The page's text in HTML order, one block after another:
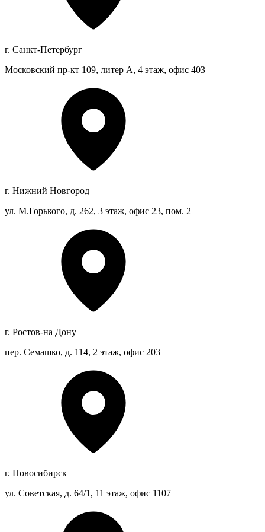
г. Санкт-Петербург
Московский пр-кт 109, литер А, 4 этаж, офис 403
г. Нижний Новгород
ул. М.Горького, д. 262, 3 этаж, офис 23, пом. 2
г. Ростов-на Дону
пер. Семашко, д. 114, 2 этаж, офис 203
г. Новосибирск
ул. Советская, д. 64/1, 11 этаж, офис 1107